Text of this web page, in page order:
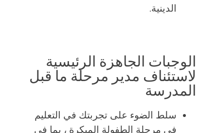
الدينية.
الوجبات الجاهزة الرئيسية
لاستئناف مدير مرحلة ما قبل
المدرسة
سلط الضوء على تجربتك في التعليم
في مرحلة الطفولة المبكرة ، بما في